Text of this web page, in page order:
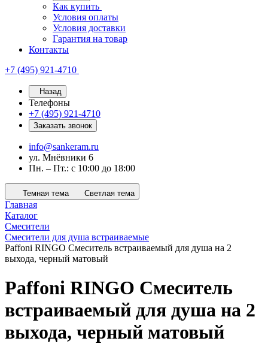
Как купить
Условия оплаты
Условия доставки
Гарантия на товар
Контакты
+7 (495) 921-4710
Назад
Телефоны
+7 (495) 921-4710
Заказать звонок
info@sankeram.ru
ул. Мнёвники 6
Пн. – Пт.: с 10:00 до 18:00
Темная тема Светлая тема
Главная
Каталог
Смесители
Смесители для душа встраиваемые
Paffoni RINGO Смеситель встраиваемый для душа на 2
выхода, черный матовый
Paffoni RINGO Смеситель
встраиваемый для душа на 2
выхода, черный матовый